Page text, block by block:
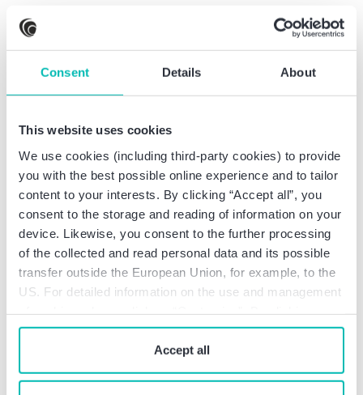
Consent Details About
This website uses cookies
We use cookies (including third-party cookies) to provide
you with the best possible online experience and to tailor
content to your interests. By clicking “Accept all”, you
consent to the storage and reading of information on your
device. Likewise, you consent to the further processing
of the collected and read personal data and its possible
transfer outside the European Union, for example, to the
US. For detailed information on the use and management
“Prohibit cookies” you reject the use of cookies that
require your consent. You give consent to cookies and
ourprivacy policywhen you use our website.
Accept all
Baker Tilly begleitet H&Z Group bei
Übernahme von jupitos
Deal Info
Audentra übernimmt mit Baker Tilly
rw bauphysik ingenieurgesellschaft